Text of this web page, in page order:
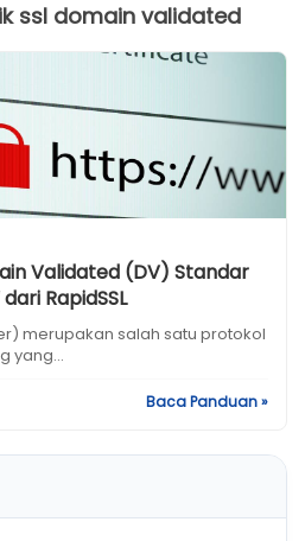
ssl domain validated
Validated (DV) Standar
RapidSSL
merupakan salah satu protokol
yang...
Baca Panduan »